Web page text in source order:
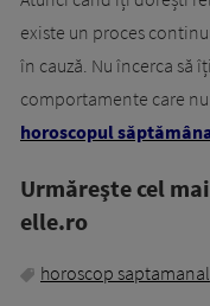
existe un proces
în cauză. Nu încerca să
comportamente care
horoscopul
Urmăreşte cel
elle.ro
horoscop saptamanal